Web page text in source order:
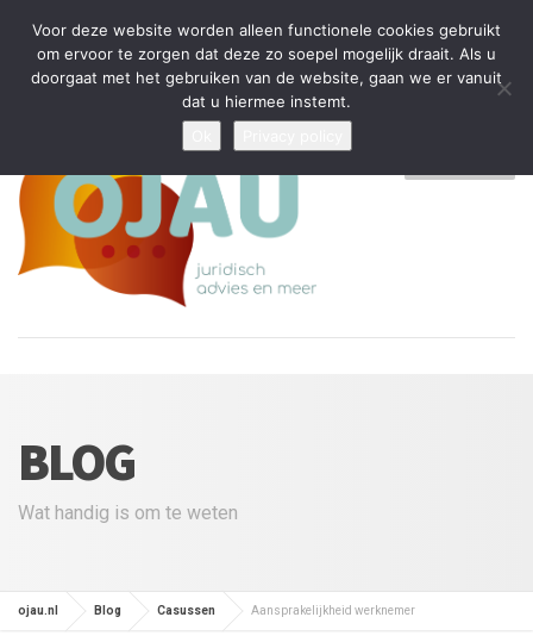
Tijdelijke stop: wegens drukte kan ik beperkt nieuwe zaken aannemen
en vragen beantwoorden
Algemene Voorwaarden
Disclaimer Privacybeleid
BLOG
Wat handig is om te weten
ojau.nl Blog Casussen Aansprakelijkheid werknemer
Voor deze website worden alleen functionele cookies gebruikt
om ervoor te zorgen dat deze zo soepel mogelijk draait. Als u
doorgaat met het gebruiken van de website, gaan we er vanuit
dat u hiermee instemt.